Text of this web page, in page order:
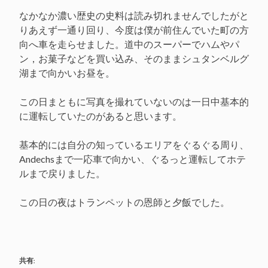
なかなか濃い歴史の史料は読み切れませんでしたがと
りあえず一通り回り、今度は僕が前住んでいた町の方
向へ車を走らせました。道中のスーパーでハムやパ
ン，お菓子などを買い込み、そのままシュタンベルグ
湖まで向かいお昼を。
この日まともに写真を撮れていないのは一日中基本的
に運転していたのがあると思います。
基本的には自分の知っているエリアをぐるぐる周り、
Andechsまで一応車で向かい、ぐるっと運転してホテ
ルまで戻りました。
この日の夜はトランペットの恩師と夕飯でした。
共有: